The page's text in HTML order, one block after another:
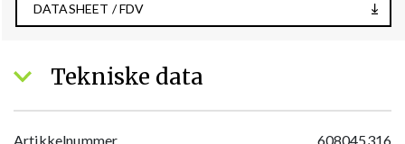
DATASHEET / FDV
Tekniske data
Artikkelnummer 608045316